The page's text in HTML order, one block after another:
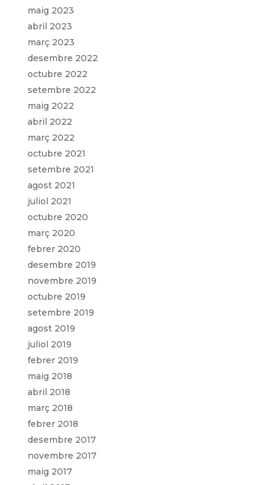
maig 2023
abril 2023
març 2023
desembre 2022
octubre 2022
setembre 2022
maig 2022
abril 2022
març 2022
octubre 2021
setembre 2021
agost 2021
juliol 2021
octubre 2020
març 2020
febrer 2020
desembre 2019
novembre 2019
octubre 2019
setembre 2019
agost 2019
juliol 2019
febrer 2019
maig 2018
abril 2018
març 2018
febrer 2018
desembre 2017
novembre 2017
maig 2017